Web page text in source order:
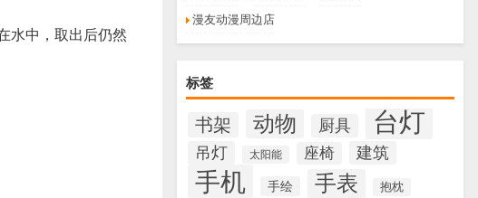
漫友动漫周边店
标签
书架 动物 厨具 台灯
吊灯 太阳能 座椅 建筑
手机 手绘 手表 抱枕
水中，取出后仍然